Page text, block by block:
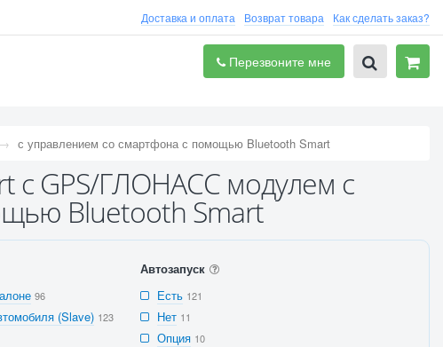
Доставка и оплата Возврат товара Как сделать заказ?
Перезвоните мне
с управлением со смартфона с помощью Bluetooth Smart
с GPS/ГЛОНАСС модулем с
Bluetooth Smart
96
(Slave) 123
Автозапуск
Есть 121
Нет 11
Опция 10